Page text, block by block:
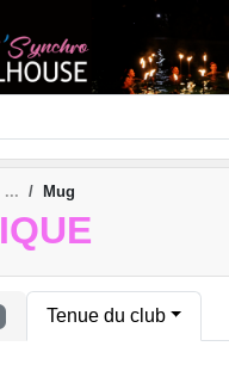
Mug
Tenue du club
des cookies